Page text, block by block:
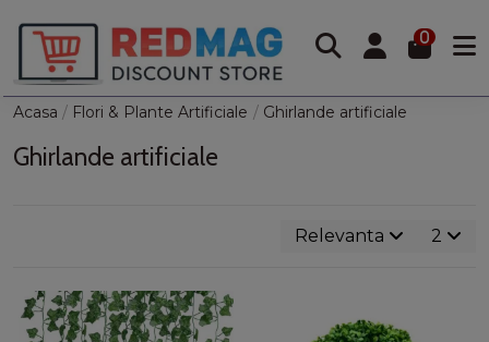
0
Acasa Flori & Plante Artificiale Ghirlande artificiale
Ghirlande artificiale
Relevanta 2